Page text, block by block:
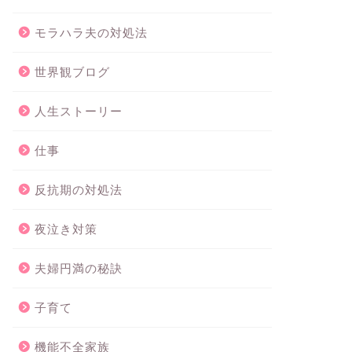
モラハラ夫の対処法
世界観ブログ
人生ストーリー
仕事
反抗期の対処法
夜泣き対策
夫婦円満の秘訣
子育て
機能不全家族